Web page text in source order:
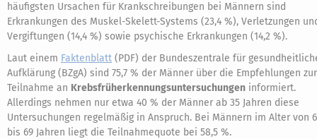
häufigsten Ursachen für Krankschreibungen bei Männern sind
Erkrankungen des Muskel-Skelett-Systems (23,4 %), Verletzungen
Vergiftungen (14,4 %) sowie psychische Erkrankungen (14,2 %).
Laut einem Faktenblatt (PDF) der Bundeszentrale für
Aufklärung (BZgA) sind 75,7 % der Männer über die Empfehlungen zur
Teilnahme an Krebsfrüherkennungsuntersuchungen informiert.
Allerdings nehmen nur etwa 40 % der Männer ab 35 Jahren diese
Untersuchungen regelmäßig in Anspruch. Bei Männern im Alter von
bis 69 Jahren liegt die Teilnahmequote bei 58,5 %.